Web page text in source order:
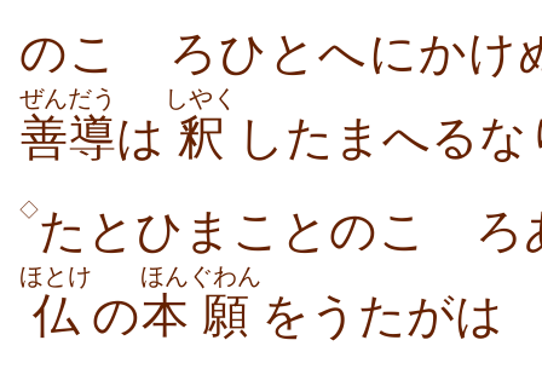
のこゝろひとへにかけ
善導
ぜんだう
は 釈
しやく
したまへるな
◇たとひまことのこゝ
仏
ほとけ
の本
ほん
願
ぐわん
をうたがは